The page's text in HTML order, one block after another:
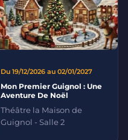
Du 19/12/2026 au 02/01/2027
Mon Premier Guignol : Une
Aventure De Noël
Théâtre la Maison de
Guignol - Salle 2